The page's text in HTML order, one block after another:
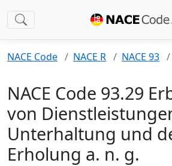
NACE Code NACE R NACE 93
NACE Code 93.29
von
Unterhaltung und
Erholung a. n. g.